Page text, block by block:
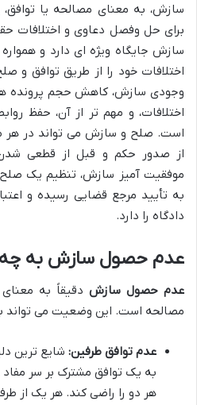
سازش، به معنای مصالحه یا
برای حل وفصل دعاوی و اختلافات
سازش جایگاه ویژه ای دارد و
اختلافات خود را از طریق توافق و
وجودی سازش، کاهش حجم پرونده
اختلافات، و مهم تر از آن، حفظ
است. صلح و سازش می تواند در هر
از صدور حکم و قبل از قطعی
موفقیت آمیز سازش، تنظیم یک
به تأیید مرجع قضایی رسیده و
دادگاه را دارد.
عدم حصول سازش به
عدم حصول سازش دقیقاً به
مصالحه است. این وضعیت می تواند
عدم توافق طرفین: شایع ترین
به یک توافق مشترک بر سر
هر دو را راضی کند. هر یک از